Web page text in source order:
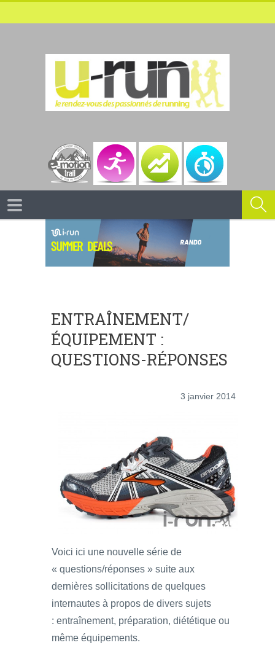
ENTRAÎNEMENT/
ÉQUIPEMENT :
QUESTIONS-RÉPONSES
3 janvier 2014
Voici ici une nouvelle série de
« questions/réponses » suite aux
dernières sollicitations de quelques
internautes à propos de divers sujets
: entraînement, préparation, diététique ou
même équipements.